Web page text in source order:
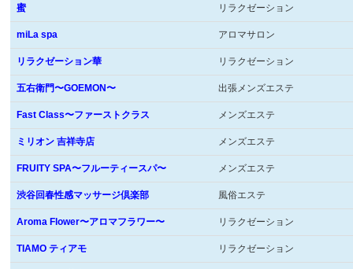
蜜 リラクゼーション
miLa spa アロマサロン
リラクゼーション華 リラクゼーション
五右衛門〜GOEMON〜 出張メンズエステ
Fast Class〜ファーストクラス メンズエステ
ミリオン 吉祥寺店 メンズエステ
FRUITY SPA〜フルーティースパ〜 メンズエステ
渋谷回春性感マッサージ倶楽部 風俗エステ
Aroma Flower〜アロマフラワー〜 リラクゼーション
TIAMO ティアモ リラクゼーション